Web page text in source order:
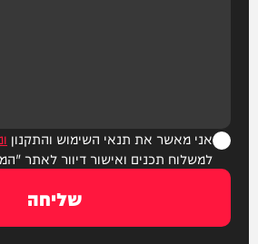
אני מאשר את תנאי השימוש והתקנון
למשלוח תכנים ואישור דיוור לאתר
שליחה